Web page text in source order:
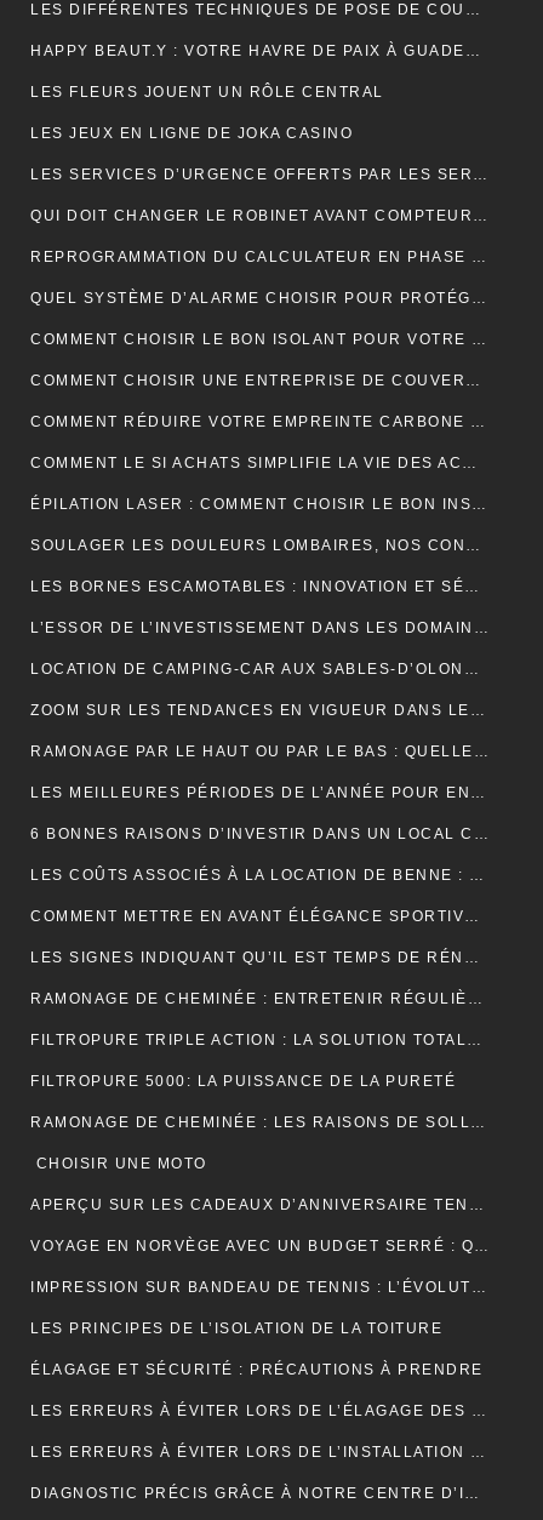
LES DIFFÉRENTES TECHNIQUES DE POSE DE COUVERTURE
HAPPY BEAUT.Y : VOTRE HAVRE DE PAIX À GUADELOUPE ET À PARIS
LES FLEURS JOUENT UN RÔLE CENTRAL
LES JEUX EN LIGNE DE JOKA CASINO
LES SERVICES D’URGENCE OFFERTS PAR LES SERRURIERS À PARIS
QUI DOIT CHANGER LE ROBINET AVANT COMPTEUR MAISON INDIVIDUELLE ?
REPROGRAMMATION DU CALCULATEUR EN PHASE 1 : EXPLICATIONS
QUEL SYSTÈME D’ALARME CHOISIR POUR PROTÉGER VOTRE MAISON ?
COMMENT CHOISIR LE BON ISOLANT POUR VOTRE TOITURE ?
COMMENT CHOISIR UNE ENTREPRISE DE COUVERTURE ?
COMMENT RÉDUIRE VOTRE EMPREINTE CARBONE ET VIVRE DURABLEMENT ?
COMMENT LE SI ACHATS SIMPLIFIE LA VIE DES ACHETEURS
ÉPILATION LASER : COMMENT CHOISIR LE BON INSTITUT ?
SOULAGER LES DOULEURS LOMBAIRES, NOS CONSEILS
LES BORNES ESCAMOTABLES : INNOVATION ET SÉCURITÉ POUR L’ESPACE URBAIN
L’ESSOR DE L’INVESTISSEMENT DANS LES DOMAINES VITICOLES DE PROVENCE : UNE ANALYSE ÉCONOMIQUE ET CULTURELLE
LOCATION DE CAMPING-CAR AUX SABLES-D’OLONNE : LA LIBERTÉ DE DÉCOUVRIR LA CÔTE ATLANTIQUE
ZOOM SUR LES TENDANCES EN VIGUEUR DANS LE DOMAINE DU WEBMARKETING
RAMONAGE PAR LE HAUT OU PAR LE BAS : QUELLE TECHNIQUE EST LA PLUS EFFICACE ?
LES MEILLEURES PÉRIODES DE L’ANNÉE POUR ENTRETENIR VOS GOUTTIÈRES
6 BONNES RAISONS D’INVESTIR DANS UN LOCAL COMMERCIAL
LES COÛTS ASSOCIÉS À LA LOCATION DE BENNE : CE QUE VOUS DEVEZ SAVOIR
COMMENT METTRE EN AVANT ÉLÉGANCE SPORTIVE AVEC LE POLO RUGBY ALL BLACK ?
LES SIGNES INDIQUANT QU’IL EST TEMPS DE RÉNOVER VOTRE TOITURE
RAMONAGE DE CHEMINÉE : ENTRETENIR RÉGULIÈREMENT VOS CONDUITS DE FUMÉE
FILTROPURE TRIPLE ACTION : LA SOLUTION TOTALE POUR L’EAU
FILTROPURE 5000: LA PUISSANCE DE LA PURETÉ
RAMONAGE DE CHEMINÉE : LES RAISONS DE SOLLICITER LES SERVICES D’UN PROFESSIONNEL
CHOISIR UNE MOTO
APERÇU SUR LES CADEAUX D’ANNIVERSAIRE TENDANCES
VOYAGE EN NORVÈGE AVEC UN BUDGET SERRÉ : QUELQUES PETITS CONSEILS
IMPRESSION SUR BANDEAU DE TENNIS : L’ÉVOLUTION MODERNE
LES PRINCIPES DE L’ISOLATION DE LA TOITURE
ÉLAGAGE ET SÉCURITÉ : PRÉCAUTIONS À PRENDRE
LES ERREURS À ÉVITER LORS DE L’ÉLAGAGE DES JEUNES ARBRES
LES ERREURS À ÉVITER LORS DE L’INSTALLATION D’UNE NOUVELLE TOITURE
DIAGNOSTIC PRÉCIS GRÂCE À NOTRE CENTRE D’IMAGERIE ET SCANNER MODERNE